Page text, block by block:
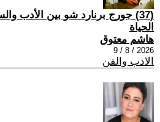
(37) جورج برنارد شو بين الأدب
الحياة
هاشم معتوق
2026 / 8 / 9
الادب والفن